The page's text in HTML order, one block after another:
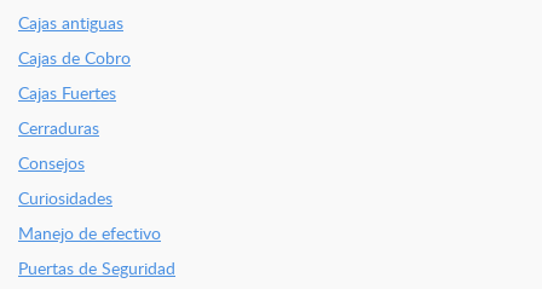
Cajas antiguas
Cajas de Cobro
Cajas Fuertes
Cerraduras
Consejos
Curiosidades
Manejo de efectivo
Puertas de Seguridad